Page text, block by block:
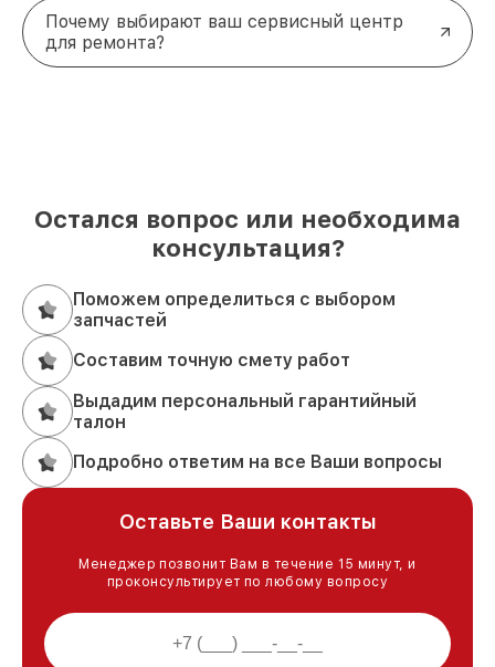
Почему выбирают ваш сервисный центр
для ремонта?
Остался вопрос или необходима
консультация?
Поможем определиться с выбором
запчастей
Составим точную смету работ
Выдадим персональный гарантийный
талон
Подробно ответим на все Ваши вопросы
Оставьте Ваши контакты
Менеджер позвонит Вам в течение 15 минут, и
проконсультирует по любому вопросу